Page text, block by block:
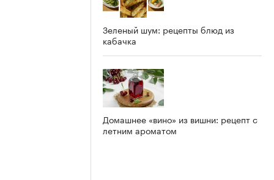
Зеленый шум: рецепты блюд из
кабачка
Домашнее «вино» из вишни: рецепт с
летним ароматом